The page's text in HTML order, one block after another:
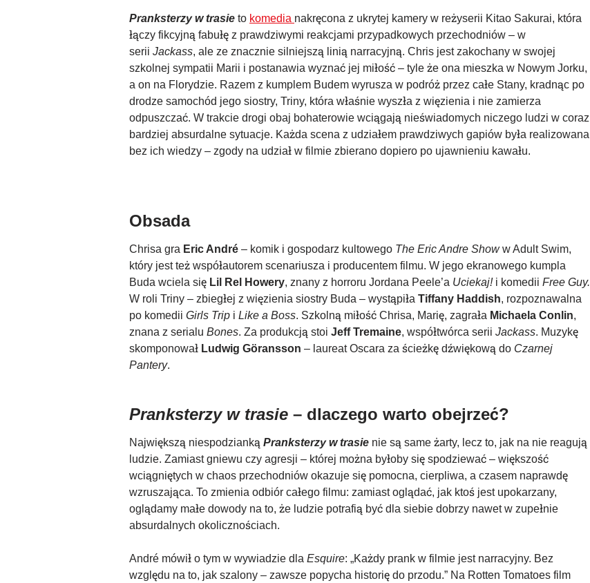
Pranksterzy w trasie to komedia nakręcona z ukrytej kamery w reżyserii Kitao Sakurai, która
łączy fikcyjną fabułę z prawdziwymi reakcjami przypadkowych przechodniów – w
serii Jackass, ale ze znacznie silniejszą linią narracyjną. Chris jest zakochany w swojej
szkolnej sympatii Marii i postanawia wyznać jej miłość – tyle że ona mieszka w Nowym Jorku,
a on na Florydzie. Razem z kumplem Budem wyrusza w podróż przez całe Stany, kradnąc po
drodze samochód jego siostry, Triny, która właśnie wyszła z więzienia i nie zamierza
odpuszczać. W trakcie drogi obaj bohaterowie wciągają nieświadomych niczego ludzi w coraz
bardziej absurdalne sytuacje. Każda scena z udziałem prawdziwych gapiów była realizowana
bez ich wiedzy – zgody na udział w filmie zbierano dopiero po ujawnieniu kawału.
Obsada
Chrisa gra Eric André – komik i gospodarz kultowego The Eric Andre Showw Adult Swim,
który jest też współautorem scenariusza i producentem filmu. W jego ekranowego kumpla
Buda wciela się Lil Rel Howery, znany z horroru Jordana Peele’a Uciekaj!i komedii Free Guy.
W roli Triny – zbiegłej z więzienia siostry Buda – wystąpiła Tiffany Haddish, rozpoznawalna
po komedii Girls Trip i Like a Boss. Szkolną miłość Chrisa, Marię, zagrała Michaela Conlin,
znana z serialu Bones. Za produkcją stoi Jeff Tremaine, współtwórca serii Jackass. Muzykę
skomponował Ludwig Göransson – laureat Oscara za ścieżkę dźwiękową do Czarnej
Pantery.
Pranksterzy w trasie – dlaczego warto obejrzeć?
Największą niespodzianką Pranksterzy w trasie nie są same żarty, lecz to, jak na nie reagują
ludzie. Zamiast gniewu czy agresji – której można byłoby się spodziewać – większość
wciągniętych w chaos przechodniów okazuje się pomocna, cierpliwa, a czasem naprawdę
wzruszająca. To zmienia odbiór całego filmu: zamiast oglądać, jak ktoś jest upokarzany,
oglądamy małe dowody na to, że ludzie potrafią być dla siebie dobrzy nawet w zupełnie
absurdalnych okolicznościach.
André mówił o tym w wywiadzie dla Esquire: „Każdy prank w filmie jest narracyjny. Bez
względu na to, jak szalony – zawsze popycha historię do przodu.” Na Rotten Tomatoes film